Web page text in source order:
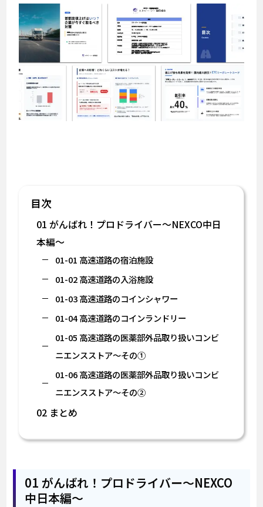
目次
01 がんばれ！プロドライバー～NEXCO中日
本編～
01-01 高速道路の宿泊施設
01-02 高速道路の入浴施設
01-03 高速道路のコインシャワー
01-04 高速道路のコインランドリー
01-05 高速道路の医薬部外品取り扱いコンビ
ニエンスストア～その①
01-06 高速道路の医薬部外品取り扱いコンビ
ニエンスストア～その②
02 まとめ
01 がんばれ！プロドライバー～NEXCO
中日本編～